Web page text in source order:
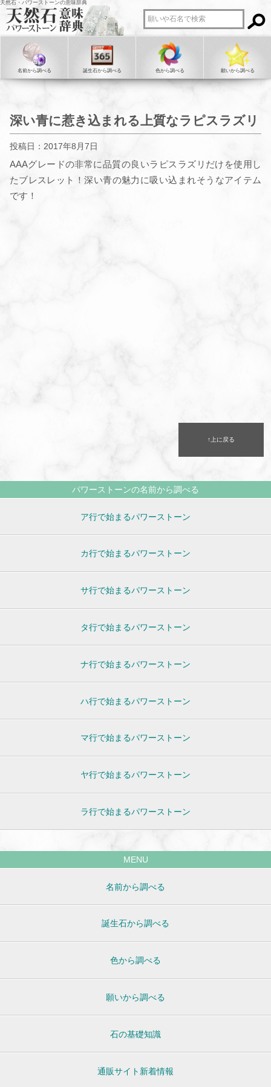
天然石・パワーストーンの意味辞典
名前から調べる 誕生石から調べる 色から調べる 願いから調べる
深い青に惹き込まれる上質なラピスラズリ
投稿日：2017年8月7日
AAAグレードの非常に品質の良いラピスラズリだけを使用し
たブレスレット！深い青の魅力に吸い込まれそうなアイテム
です！
↑上に戻る
パワーストーンの名前から調べる
ア行で始まるパワーストーン
カ行で始まるパワーストーン
サ行で始まるパワーストーン
タ行で始まるパワーストーン
ナ行で始まるパワーストーン
ハ行で始まるパワーストーン
マ行で始まるパワーストーン
ヤ行で始まるパワーストーン
ラ行で始まるパワーストーン
MENU
名前から調べる
誕生石から調べる
色から調べる
願いから調べる
石の基礎知識
通販サイト新着情報